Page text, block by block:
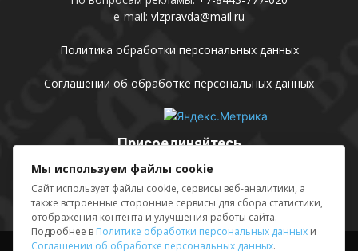
e-mail: vlzpravda@mail.ru
Политика обработки персональных данных
Соглашении об обработке персональных данных
Присоединяйтесь
Мы используем файлы cookie
Сайт использует файлы cookie, сервисы веб-аналитики, а
также встроенные сторонние сервисы для сбора статистики,
отображения контента и улучшения работы сайта.
Подробнее в Политике обработки персональных данных и
Соглашении об обработке персональных данных.